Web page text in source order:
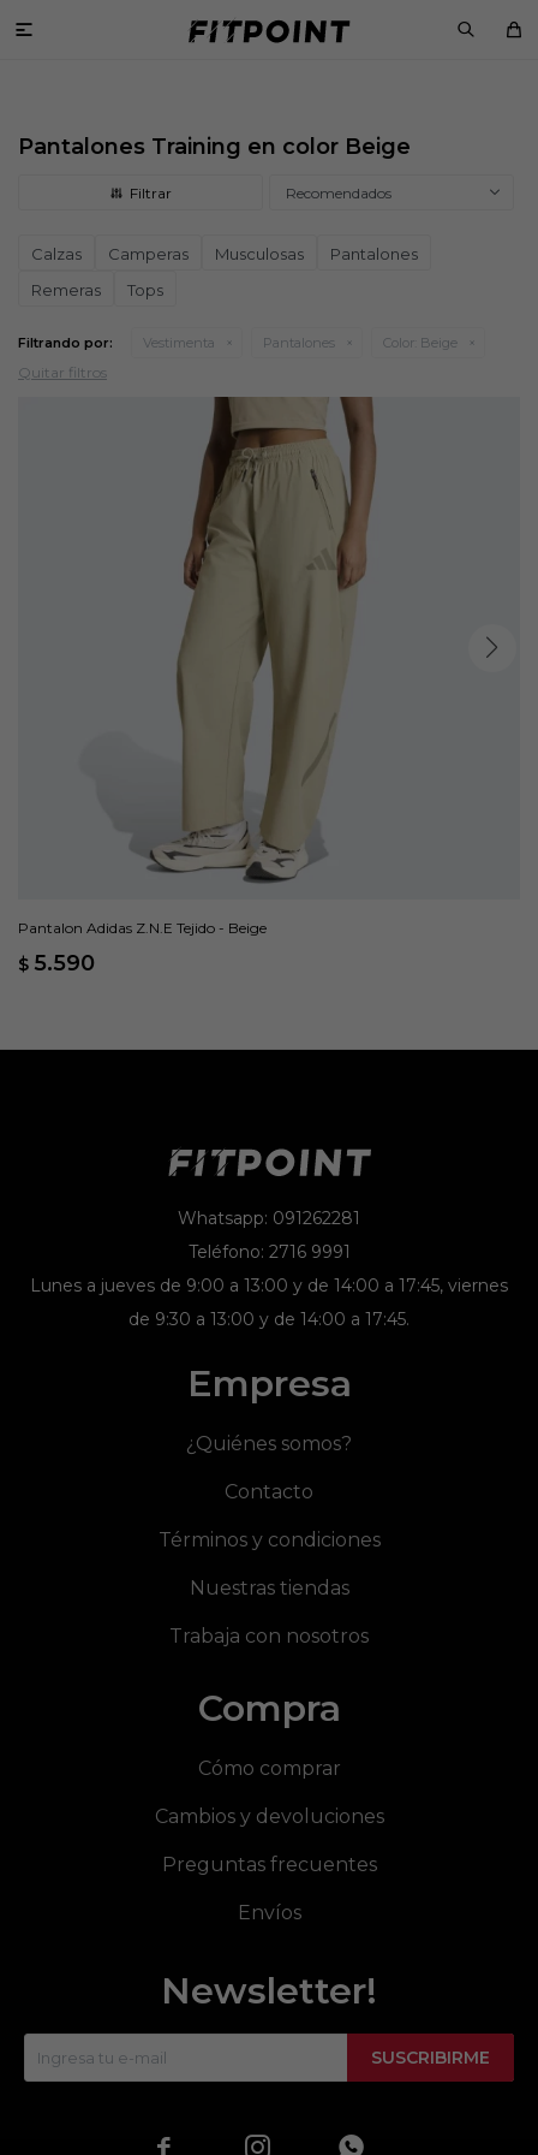

Pantalones Training en color Beige
Recomendados
Calzas Camperas Musculosas
Pantalones
Remeras
Tops
Filtrando por: Vestimenta Pantalones Color: Beige
Quitar filtros
Pantalon Adidas Z.N.E Tejido - Beige
$ 5.590
Whatsapp: 091262281
Teléfono: 2716 9991
Lunes a jueves de 9:00 a 13:00 y de 14:00 a 17:45, viernes
de 9:30 a 13:00 y de 14:00 a 17:45.
Empresa
¿Quiénes somos?
Contacto
Términos y condiciones
Nuestras tiendas
Trabaja con nosotros
Compra
Cómo comprar
Cambios y devoluciones
Preguntas frecuentes
Envíos
Newsletter!
SUSCRIBIRME
  